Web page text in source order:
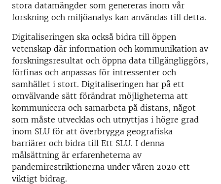
stora datamängder som genereras inom vår
forskning och miljöanalys kan användas till detta.
Digitaliseringen ska också bidra till öppen
vetenskap där information och kommunikation av
forskningsresultat och öppna data tillgängliggörs,
förfinas och anpassas för intressenter och
samhället i stort. Digitaliseringen har på ett
omvälvande sätt förändrat möjligheterna att
kommunicera och samarbeta på distans, något
som måste utvecklas och utnyttjas i högre grad
inom SLU för att överbrygga geografiska
barriärer och bidra till Ett SLU. I denna
målsättning är erfarenheterna av
pandemirestriktionerna under våren 2020 ett
viktigt bidrag.